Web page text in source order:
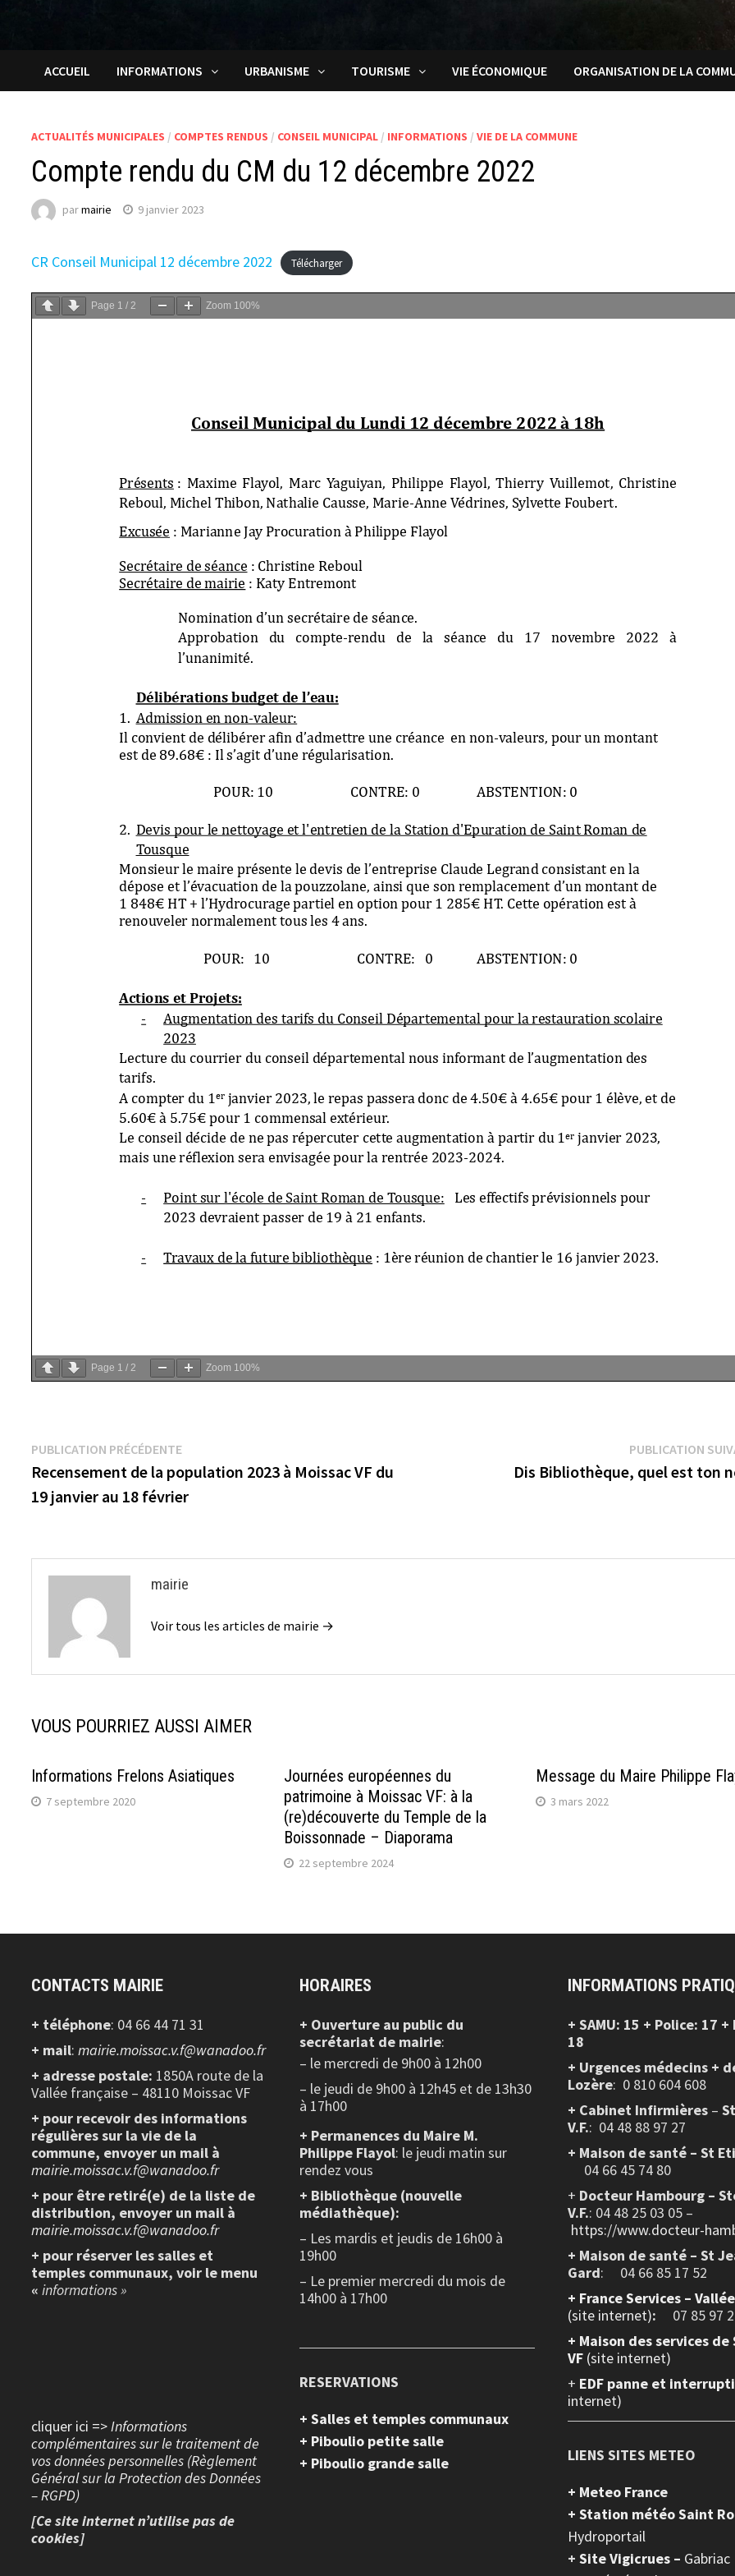
ACCUEIL INFORMATIONS URBANISME TOURISME VIE ÉCONOMIQUE ORGANISATION DE LA
ACTUALITÉS MUNICIPALES / COMPTES RENDUS / CONSEIL MUNICIPAL / INFORMATIONS /VIE DE LA COMMUNE
Compte rendu du CM du 12 décembre 2022
parmairie 9 janvier 2023
CR Conseil Municipal 12 décembre 2022 Télécharger
Page 1 / 2 Zoom 100%
Page 1 /2 Zoom 100%
Navigation
de
l’article
PUBLICATION PRÉCÉDENTEPublication
précédente :
Recensement de la population 2023 à Moissac VF du
19 janvier au 18 février
PUBLICATION
Dis Bibliothèque, quel est ton
mairie
Voir tous les articles de mairie →
VOUS POURRIEZ AUSSI AIMER
Informations Frelons Asiatiques
7 septembre 2020
Journées européennes du
patrimoine à Moissac VF: à la
(re)découverte du Temple de la
Boissonnade – Diaporama
22 septembre 2024
Message du Maire Philippe
3 mars 2022
CONTACTS MAIRIE
+ téléphone: 04 66 44 71 31
+ mail:mairie.moissac.v.f@wanadoo.fr
+ adresse postale: 1850A route de la
Vallée française – 48110 Moissac VF
+ pour recevoir des informations
régulières sur la vie de la
commune, envoyer un mail à
mairie.moissac.v.f@wanadoo.fr
+ pour être retiré(e) de la liste de
distribution, envoyer un mail à
mairie.moissac.v.f@wanadoo.fr
+ pour réserver les salles et
temples communaux, voir le menu
«informations »
cliquer ici =>Informations
complémentaires sur le traitement de
vos données personnelles (Règlement
Général sur la Protection des Données
– RGPD)
[Ce site internet n’utilise pas de
cookies]
HORAIRES
+ Ouverture au public du
secrétariat de mairie:
– le mercredi de 9h00 à 12h00
– le jeudi de 9h00 à 12h45 et de 13h30
à 17h00
+ Permanences du Maire M.
Philippe Flayol: le jeudi matin sur
rendez vous
+ Bibliothèque (nouvelle
médiathèque):
– Les mardis et jeudis de 16h00 à
19h00
– Le premier mercredi du mois de
14h00 à 17h00
RESERVATIONS
+ Salles et temples communaux
+ Piboulio petite salle
+ Piboulio grande salle
INFORMATIONS
+ SAMU: 15 + Police: 17
18
+ Urgences médecins +
Lozère: 0 810 604 608
+ Cabinet Infirmières–
V.F.: 04 48 88 97 27
+ Maison de santé – St
04 66 45 74 80
+ Docteur Hambourg –
V.F.: 04 48 25 03 05 –
https://www.docteur-
+ Maison de santé – St
Gard: 04 66 85 17 52
+ France Services –
(site internet):
07 85 97
+ Maison des services
VF (site internet)
+ EDF panne et
internet)
LIENS SITES METEO
+ Meteo France
+ Station météo Saint
Hydroportail
+ Site Vigicrues –